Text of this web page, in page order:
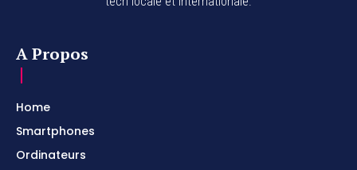
A Propos
Home
Smartphones
Ordinateurs